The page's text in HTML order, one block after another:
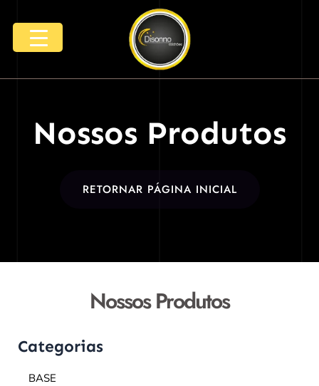
Nossos Produtos
RETORNAR PÁGINA INICIAL
Nossos Produtos
Categorias
BASE